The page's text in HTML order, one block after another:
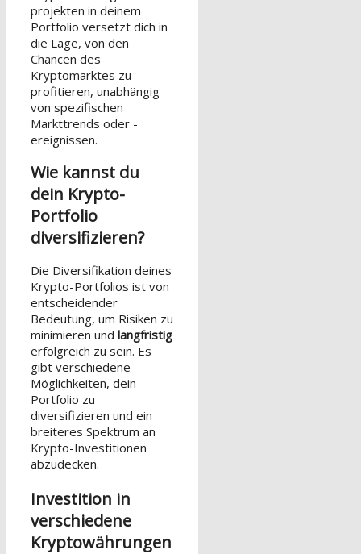
projekten in deinem
Portfolio versetzt dich in
die Lage, von den
Chancen des
Kryptomarktes zu
profitieren, unabhängig
von spezifischen
Markttrends oder -
ereignissen.
Wie kannst du
dein Krypto-
Portfolio
diversifizieren?
Die Diversifikation deines
Krypto-Portfolios ist von
entscheidender
Bedeutung, um Risiken zu
minimieren und langfristig
erfolgreich zu sein. Es
gibt verschiedene
Möglichkeiten, dein
Portfolio zu
diversifizieren und ein
breiteres Spektrum an
Krypto-Investitionen
abzudecken.
Investition in
verschiedene
Kryptowährungen